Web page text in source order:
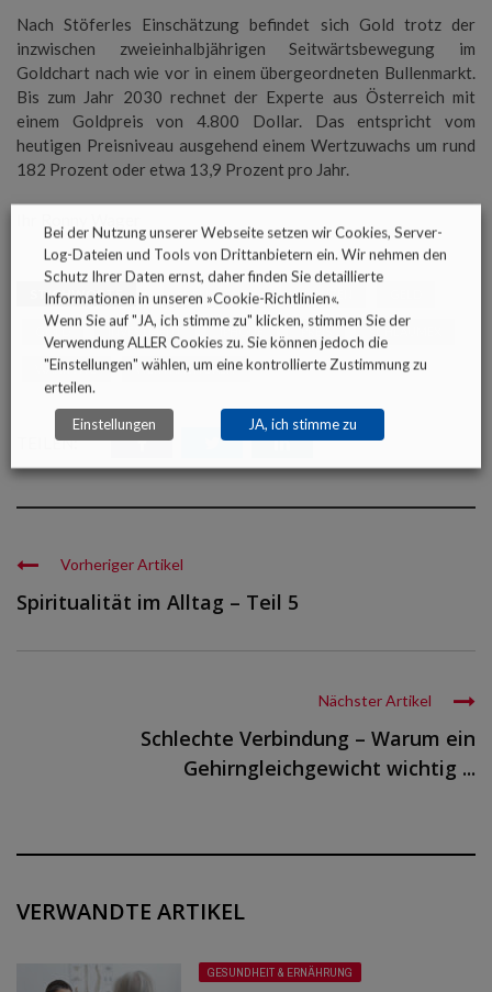
Nach Stöferles Einschätzung befindet sich Gold trotz der
inzwischen zweieinhalbjährigen Seitwärtsbewegung im
Goldchart nach wie vor in einem übergeordneten Bullenmarkt.
Bis zum Jahr 2030 rechnet der Experte aus Österreich mit
einem Goldpreis von 4.800 Dollar. Das entspricht vom
heutigen Preisniveau ausgehend einem Wertzuwachs um rund
182 Prozent oder etwa 13,9 Prozent pro Jahr.
STICHWORTE EDELMETALLE FINANZEN
GOLD INVESTMENT IPHONE PREIS SCHLAUMEX
WÄHRUNG WERTHALTIGKEIT
TEILEN:
Vorheriger Artikel
Spiritualität im Alltag – Teil 5
Nächster Artikel
Schlechte Verbindung – Warum ein
Gehirngleichgewicht wichtig ...
VERWANDTE ARTIKEL
GESUNDHEIT & ERNÄHRUNG
Bei der Nutzung unserer Webseite setzen wir Cookies, Server-
Log-Dateien und Tools von Drittanbietern ein. Wir nehmen den
Schutz Ihrer Daten ernst, daher finden Sie detaillierte
Informationen in unseren »Cookie-Richtlinien«.
Wenn Sie auf "JA, ich stimme zu" klicken, stimmen Sie der
Verwendung ALLER Cookies zu. Sie können jedoch die
"Einstellungen" wählen, um eine kontrollierte Zustimmung zu
erteilen.
Einstellungen JA, ich stimme zu